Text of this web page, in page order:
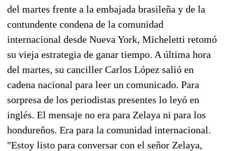
del martes frente a la embajada brasileña y de la
contundente condena de la comunidad
internacional desde Nueva York, Micheletti retomó
su vieja estrategia de ganar tiempo. A última hora
del martes, su canciller Carlos López salió en
cadena nacional para leer un comunicado. Para
sorpresa de los periodistas presentes lo leyó en
inglés. El mensaje no era para Zelaya ni para los
hondureños. Era para la comunidad internacional.
"Estoy listo para conversar con el señor Zelaya,